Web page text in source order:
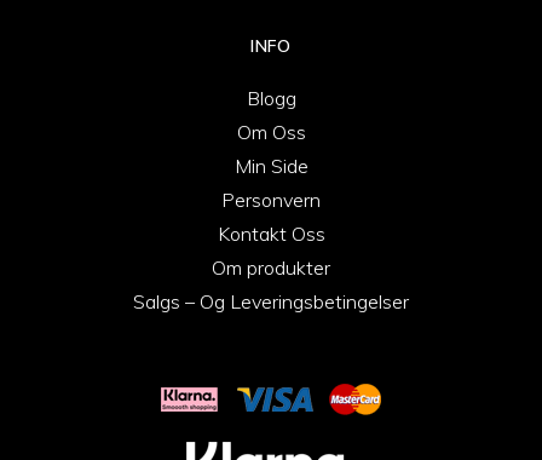
INFO
Blogg
Om Oss
Min Side
Personvern
Kontakt Oss
Om produkter
Salgs – Og Leveringsbetingelser